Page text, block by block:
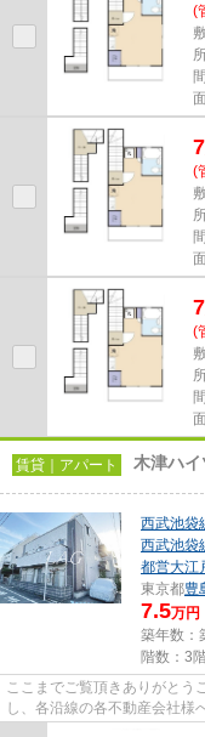
(
7
(
7
(
賃貸｜アパート 木津ハイ
西武池袋
西武池袋
都営大江
東京都豊
7.5万円
築年数：
階数：3
ここまでご覧頂きありがとう
し、各沿線の各不動産会社様